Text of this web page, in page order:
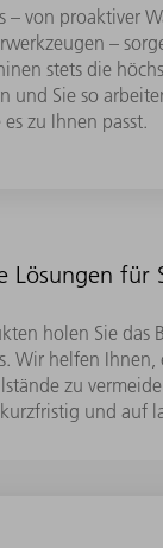
– von proaktiver
–
stets die
und Sie so
zu Ihnen passt.
Lösungen für
holen Sie das
Wir helfen Ihnen,
zu
und auf